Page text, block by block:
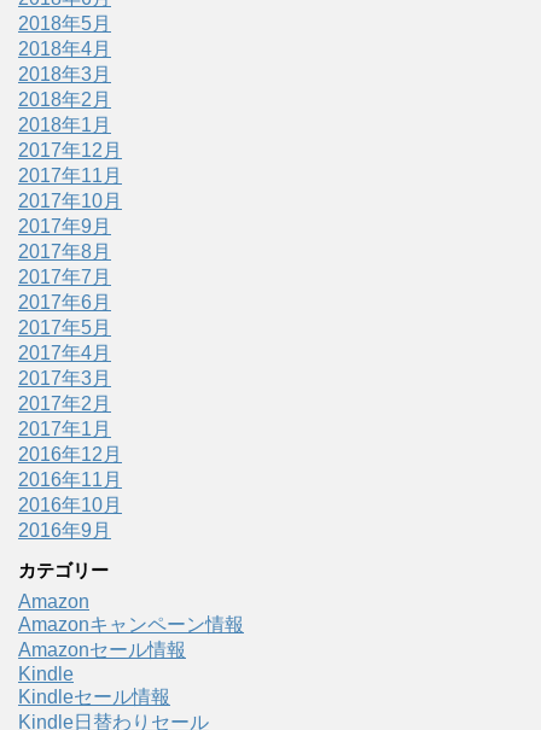
2018年5月
2018年4月
2018年3月
2018年2月
2018年1月
2017年12月
2017年11月
2017年10月
2017年9月
2017年8月
2017年7月
2017年6月
2017年5月
2017年4月
2017年3月
2017年2月
2017年1月
2016年12月
2016年11月
2016年10月
2016年9月
カテゴリー
Amazon
Amazonキャンペーン情報
Amazonセール情報
Kindle
Kindleセール情報
Kindle日替わりセール